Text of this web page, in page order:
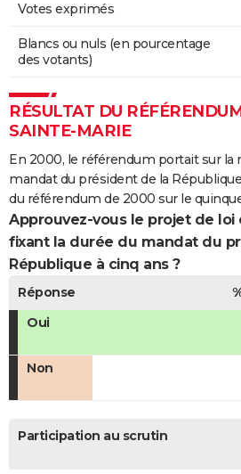
Votes exprimés
Blancs ou nuls (en pourcentage
des votants)
RÉSULTAT DU
SAINTE-MARIE
En 2000, le référendum portait sur la
mandat du président de la
du référendum de 2000 sur le
Approuvez-vous le projet de
fixant la durée du mandat du
République à cinq ans ?
Réponse
Oui
Non
Participation au scrutin